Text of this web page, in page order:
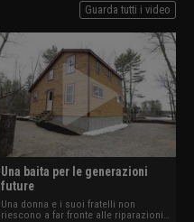
Guarda tutti i video
Una baita per le generazioni
future
Una donna e i suoi fratelli non
riescono a far fronte alle riparazioni